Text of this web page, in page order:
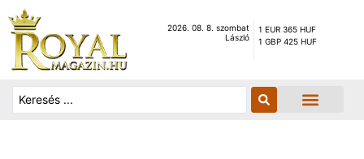
2026. 08. 8. szombat
László
1 EUR 365 HUF
1 GBP 425 HUF